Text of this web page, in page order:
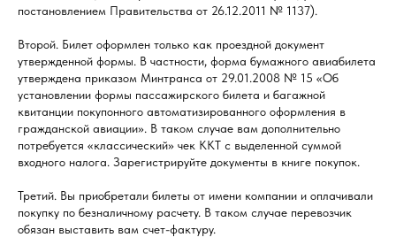
постановлением Правительства от 26.12.2011 № 1137).
Второй. Билет оформлен только как проездной документ
утвержденной формы. В частности, форма бумажного авиабилета
утверждена приказом Минтранса от 29.01.2008 № 15 «Об
установлении формы пассажирского билета и багажной
квитанции покупонного автоматизированного оформления в
гражданской авиации». В таком случае вам дополнительно
потребуется «классический» чек ККТ с выделенной суммой
входного налога. Зарегистрируйте документы в книге покупок.
Третий. Вы приобретали билеты от имени компании и оплачивали
покупку по безналичному расчету. В таком случае перевозчик
обязан выставить вам счет-фактуру.